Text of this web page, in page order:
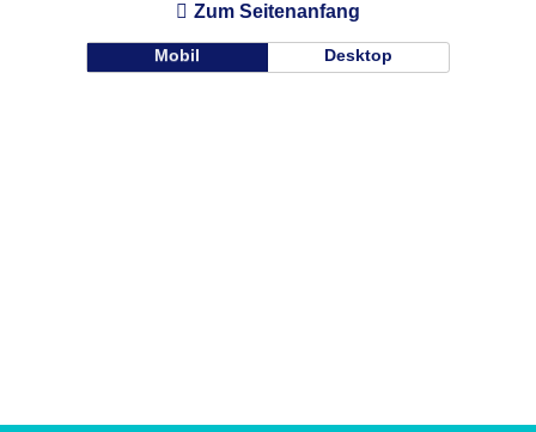
Zum Seitenanfang
Mobil Desktop